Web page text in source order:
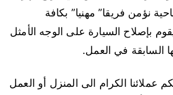
نؤمن فريقا” مهنيا” بكافة
بإصلاح السيارة على الوجه الأمثل
السابقة في العمل.
عملائنا الكرام الى المنزل أو العمل